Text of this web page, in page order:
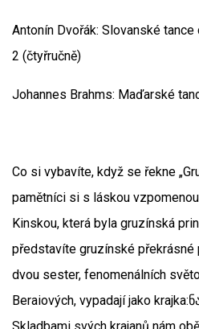
Antonín Dvořák: Slovanské tance
2 (čtyřručně)
Johannes Brahms: Maďarské
Co si vybavíte, když se řekne
pamětníci si s láskou vzpomenou
Kinskou, která byla gruzínská
představíte gruzínské překrásné
dvou sester, fenomenálních
Beraiových, vypadají jako
Skladbami svých krajanů nám